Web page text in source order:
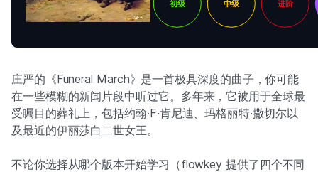
初级 中级 进阶
庄严的《Funeral March》是一首极具深度的曲子，你可能
在一些模糊的新闻片段中听过它。多年来，它被用于全球最
受瞩目的葬礼上，包括约翰·F·肯尼迪、玛格丽特·撒切尔以
及最近的伊丽莎白二世女王。
不论你选择从哪个版本开始学习（flowkey 提供了四个不同